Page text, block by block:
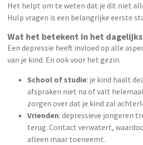
Het helpt om te weten dat je dit niet
Hulp vragen is een belangrijke eerste
Wat het betekent in het
Een depressie heeft invloed op alle
van je kind. En ook voor het gezin.
School of studie: je kind haalt
afspraken niet na of valt
zorgen over dat je kind zal
Vrienden: depressieve jongeren
terug. Contact verwatert,
alleen maar toeneemt.